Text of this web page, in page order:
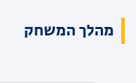
מהלך המשחק